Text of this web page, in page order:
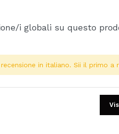
i globali su questo
in italiano. Sii il primo a